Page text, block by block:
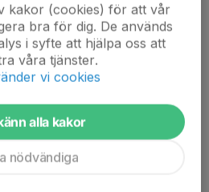
är en viktig del av
för våra unga spelare att vara
utveckling. Genom ungdomsrådet
och...
kakor (cookies) för att vår
bra för dig. De används
i syfte att hjälpa oss att
våra tjänster.
vi cookies
alla kakor
nödvändiga